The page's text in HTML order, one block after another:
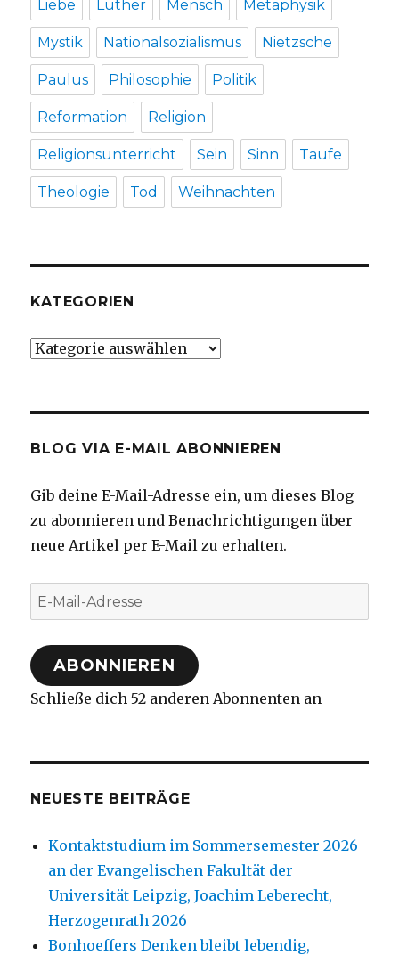
Liebe Luther Mensch Metaphysik
Mystik Nationalsozialismus Nietzsche
Paulus Philosophie Politik
Reformation Religion
Religionsunterricht Sein Sinn Taufe
Theologie Tod Weihnachten
KATEGORIEN
Kategorien
BLOG VIA E-MAIL ABONNIEREN
Gib deine E-Mail-Adresse ein, um dieses Blog
zu abonnieren und Benachrichtigungen über
neue Artikel per E-Mail zu erhalten.
E-
Mail-
Adresse
ABONNIEREN
Schließe dich 52 anderen Abonnenten an
NEUESTE BEITRÄGE
Kontaktstudium im Sommersemester 2026
an der Evangelischen Fakultät der
Universität Leipzig, Joachim Leberecht,
Herzogenrath 2026
Bonhoeffers Denken bleibt lebendig,